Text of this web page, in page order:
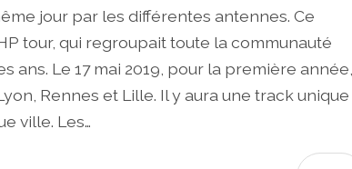
jour par les différentes antennes. Ce
tour, qui regroupait toute la communauté
Le 17 mai 2019, pour la première année,
Rennes et Lille. Il y aura une track unique
ville. Les…